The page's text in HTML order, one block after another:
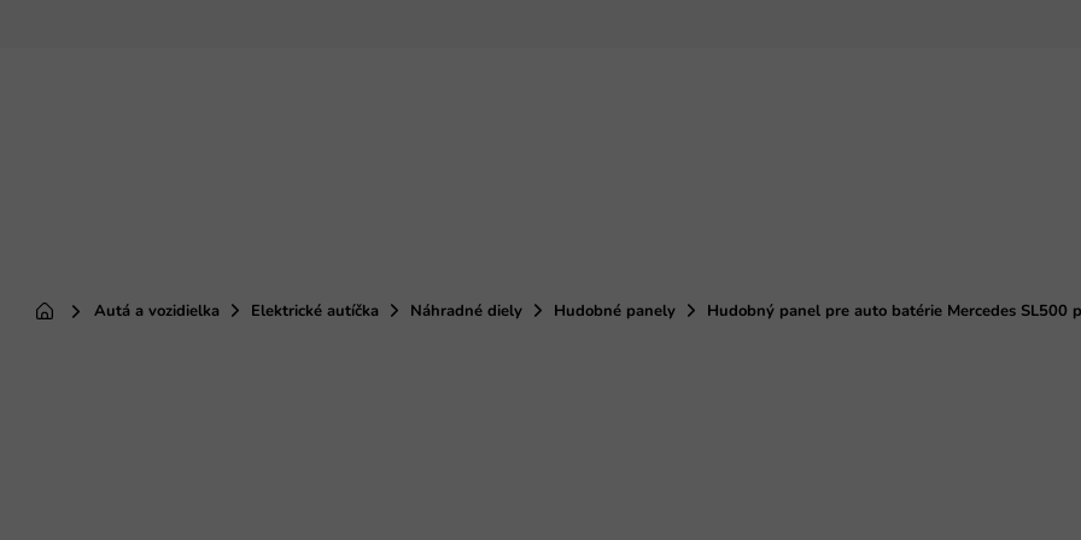
DomovAutá a vozidielka Elektrické autíčka Náhradné diely Hudobné panely Hudobný panel pre auto batérie Mercedes SL500